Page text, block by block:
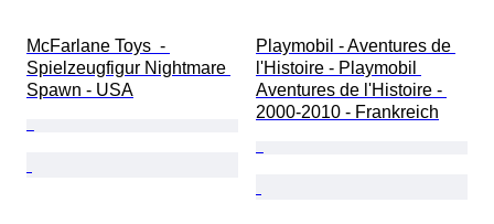
McFarlane Toys  -
Spielzeugfigur Nightmare
Spawn - USA
Playmobil - Aventures de
l'Histoire - Playmobil
Aventures de l'Histoire -
2000-2010 - Frankreich